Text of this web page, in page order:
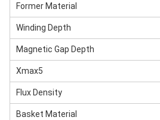
Former Material
Winding Depth
Magnetic Gap Depth
Xmax5
Flux Density
Basket Material